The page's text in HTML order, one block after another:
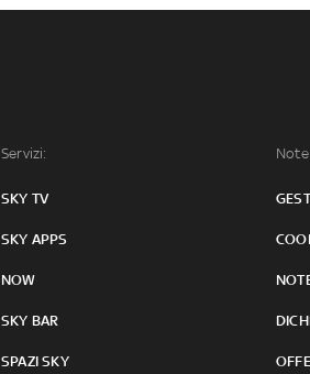
Servizi:
SKY TV
SKY APPS
NOW
SKY BAR
SPAZI SKY